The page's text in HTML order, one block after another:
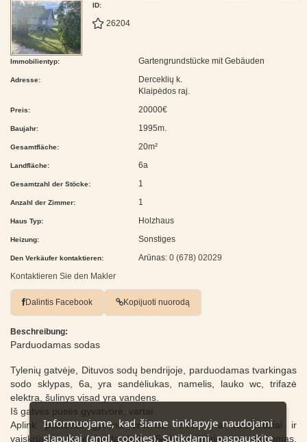
ID:
26204
Immobilientyp: Gartengrundstücke mit Gebäuden
Adresse:
Derceklių k.
Klaipėdos raj.
Preis: 20000€
Baujahr: 1995m.
Gesamtfläche: 20m²
Landfläche: 6a
Gesamtzahl der Stöcke: 1
Anzahl der Zimmer: 1
Haus Typ: Holzhaus
Heizung: Sonstiges
Den Verkäufer kontaktieren: Arūnas: 0 (678) 02029
Kontaktieren Sie den Makler
Dalintis Facebook Kopijuoti nuorodą
Beschreibung:
Parduodamas sodas
Tylenių gatvėje, Dituvos sodų bendrijoje, parduodamas tvarkingas
sodo sklypas, 6a, yra sandėliukas, namelis, lauko wc, trifazė
elektra, šulinys visad yra vandens.
Iš gatvės pusės gyvatvorė, vartai.
Aplink pastoviai gyvena žmonės. Sode yra vaismedžiai ir
vaiskrūmiai, kurie duoda derlių. Sodas prižiūrimas ir tvarkomas.
Informuojame, kad šiame tinklapyje naudojami
slapukai (angl. cookies). Sutikdami, paspauskite